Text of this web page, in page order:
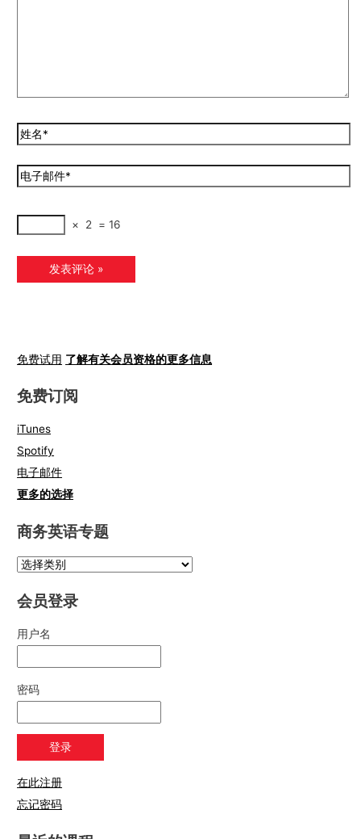
× 2 = 16
免费试用 了解有关会员资格的更多信息
免费订阅
iTunes
Spotify
电子邮件
更多的选择
商务英语专题
会员登录
用户名
密码
在此注册
忘记密码